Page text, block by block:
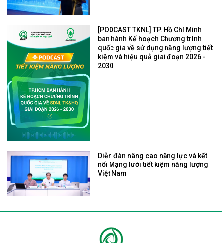
[PODCAST TKNL] TP. Hồ Chí Minh
ban hành Kế hoạch Chương trình
quốc gia về sử dụng năng lượng tiết
kiệm và hiệu quả giai đoạn 2026 -
2030
Diễn đàn nâng cao năng lực và kết
nối Mạng lưới tiết kiệm năng lượng
Việt Nam